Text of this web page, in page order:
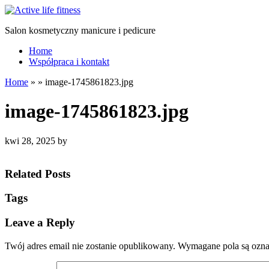
Salon kosmetyczny manicure i pedicure
Home
Współpraca i kontakt
Home » » image-1745861823.jpg
image-1745861823.jpg
kwi 28, 2025 by
Related Posts
Tags
Leave a Reply
Twój adres email nie zostanie opublikowany. Wymagane pola są